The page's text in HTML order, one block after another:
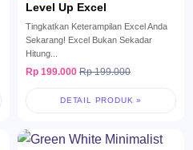
Level Up Excel
Tingkatkan Keterampilan Excel Anda
Sekarang! Excel Bukan Sekadar
Hitung...
Rp 199.000 Rp 199.000
DETAIL PRODUK »